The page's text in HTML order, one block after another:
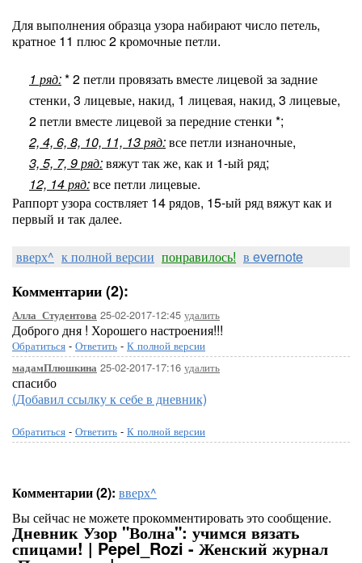
Для выполнения образца узора набирают число петель,
кратное 11 плюс 2 кромочные петли.
1 ряд:* 2 петли провязать вместе лицевой за задние
стенки, 3 лицевые, накид, 1 лицевая, накид, 3 лицевые,
2 петли вместе лицевой за передние стенки *;
2, 4, 6, 8, 10, 11, 13 ряд:все петли изнаночные,
3, 5, 7, 9 ряд:вяжут так же, как и 1-ый ряд;
12, 14 ряд:все петли лицевые.
Раппорт узора соствляет 14 рядов, 15-ый ряд вяжут как и
первый и так далее.
вверх^ к полной версии понравилось! в evernote
Комментарии (2):
Алла_Студентова 25-02-2017-12:45 удалить
Доброго дня ! Хорошего настроения!!!
Обратиться - Ответить - К полной версии
мадамПлюшкина 25-02-2017-17:16 удалить
спасибо
(Добавил ссылку к себе в дневник)
Обратиться - Ответить - К полной версии
Комментарии (2): вверх^
Вы сейчас не можете прокомментировать это сообщение.
Дневник Узор "Волна": учимся вязать
спицами! | Pepel_Rozi - Женский журнал